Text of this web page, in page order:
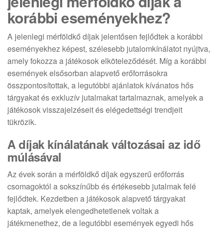
korábbi eseményekhez?
A jelenlegi mérföldkő díjak jelentősen fejlődtek a korábbi
eseményekhez képest, szélesebb jutalomkínálatot nyújtva,
amely fokozza a játékosok elköteleződését. Míg a korábbi
események elsősorban alapvető erőforrásokra
összpontosítottak, a legutóbbi ajánlatok kívánatos hős
tárgyakat és exkluzív jutalmakat tartalmaznak, amelyek a
játékosok visszajelzéseit és elégedettségi trendjeit
tükrözik.
A díjak kínálatának változásai az idő
múlásával
Az évek során a mérföldkő díjak egyszerű erőforrás
csomagoktól a sokszínűbb és értékesebb jutalmak felé
fejlődtek. Kezdetben a játékosok alapvető tárgyakat
kaptak, amelyek elengedhetetlenek voltak a
játékmenethez, de a legutóbbi események egyedi hős